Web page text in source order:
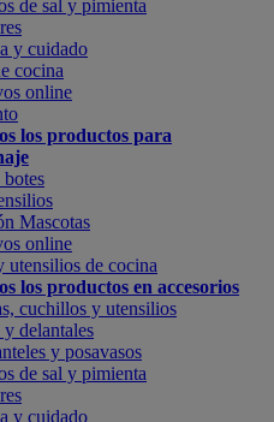
de sal y pimienta
y cuidado
cocina
online
los productos para
Mascotas
online
utensilios de cocina
los productos en accesorios
cuchillos y utensilios
y delantales
y posavasos
de sal y pimienta
y cuidado